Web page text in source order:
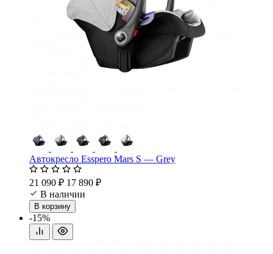
Автокресло Esspero Mars S — Grey
21 090 ₽ 17 890 ₽
В наличии
В корзину
-15%